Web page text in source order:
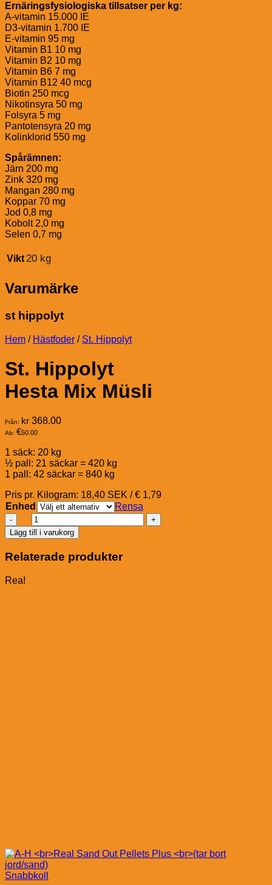
Ernäringsfysiologiska tillsatser per kg:
A-vitamin 15.000 IE
D3-vitamin 1.700 IE
E-vitamin 95 mg
Vitamin B1 10 mg
Vitamin B2 10 mg
Vitamin B6 7 mg
Vitamin B12 40 mcg
Biotin 250 mcg
Nikotinsyra 50 mg
Folsyra 5 mg
Pantotensyra 20 mg
Kolinklorid 550 mg
Spårämnen:
Järn 200 mg
Zink 320 mg
Mangan 280 mg
Koppar 70 mg
Jod 0,8 mg
Kobolt 2,0 mg
Selen 0,7 mg
Vikt20 kg
Varumärke
st hippolyt
Hem / Hästfoder / St. Hippolyt
St. Hippolyt
Hesta Mix Müsli
Från: kr 368.00
Ab: €50.00
1 säck: 20 kg
½ pall: 21 säckar = 420 kg
1 pall: 42 säckar = 840 kg
Pris pr. Kilogram: 18,40 SEK / € 1,79
Enhed
Rensa
Hippolyt
Hesta
Mix
Müsli
Lägg till i varukorg
Relaterade produkter
Rea!
Snabbkoll